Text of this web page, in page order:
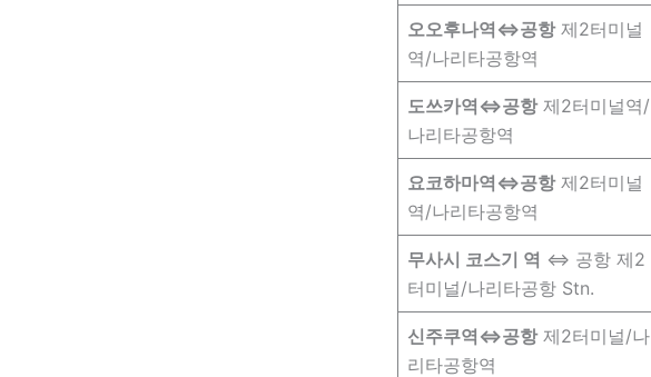
오오후나역⇔공항제2터미널
역/나리타공항역
도쓰카역⇔공항제2터미널역/
나리타공항역
요코하마역⇔공항제2터미널
역/나리타공항역
무사시 코스기 역 ⇔ 공항 제2
터미널/나리타공항 Stn.
신주쿠역⇔공항제2터미널/나
리타공항역